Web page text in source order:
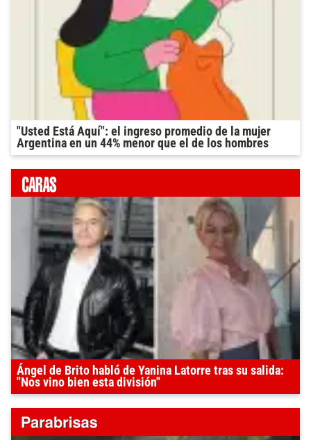
"Usted Está Aquí": el ingreso promedio de la mujer
Argentina en un 44% menor que el de los hombres
Ángel de Brito habló de Yanina Latorre tras su salida:
"Nos vino bien esta división"